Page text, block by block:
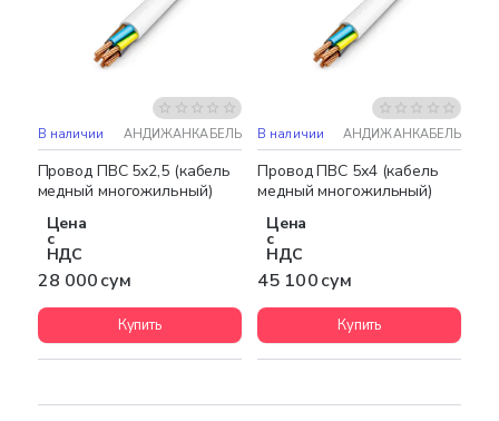
В наличии АНДИЖАНКАБЕЛЬ
Провод ПВС 5х2,5 (кабель
медный многожильный)
Цена
с
НДС
28 000 сум
Купить
В наличии АНДИЖАНКАБЕЛЬ
Провод ПВС 5х4 (кабель
медный многожильный)
Цена
с
НДС
45 100 сум
Купить